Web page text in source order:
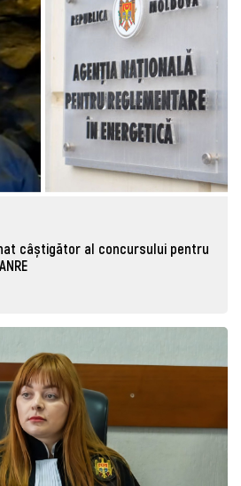
câștigător al concursului pentru